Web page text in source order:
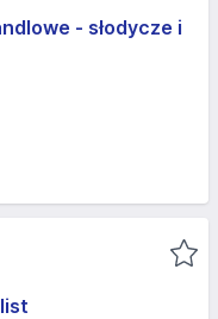
- słodycze i